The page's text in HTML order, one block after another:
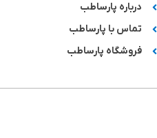
درباره پارساطب
تماس با پارساطب
فروشگاه پارساطب